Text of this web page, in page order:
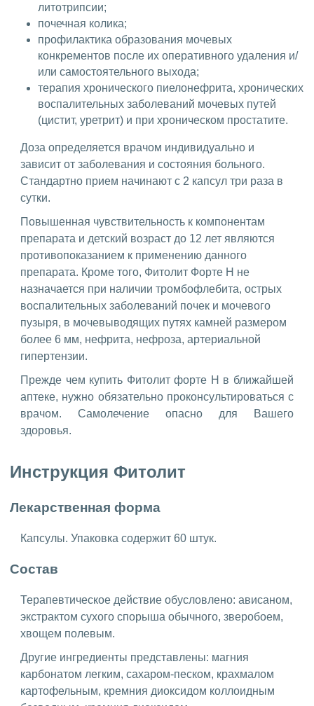
литотрипсии;
почечная колика;
профилактика образования мочевых
конкрементов после их оперативного удаления и/
или самостоятельного выхода;
терапия хронического пиелонефрита, хронических
воспалительных заболеваний мочевых путей
(цистит, уретрит) и при хроническом простатите.
Доза определяется врачом индивидуально и
зависит от заболевания и состояния больного.
Стандартно прием начинают с 2 капсул три раза в
сутки.
Повышенная чувствительность к компонентам
препарата и детский возраст до 12 лет являются
противопоказанием к применению данного
препарата. Кроме того, Фитолит Форте Н не
назначается при наличии тромбофлебита, острых
воспалительных заболеваний почек и мочевого
пузыря, в мочевыводящих путях камней размером
более 6 мм, нефрита, нефроза, артериальной
гипертензии.
Прежде чем купить Фитолит форте Н в ближайшей
аптеке, нужно обязательно проконсультироваться с
врачом. Самолечение опасно для Вашего
здоровья.
Инструкция Фитолит
Лекарственная форма
Капсулы. Упаковка содержит 60 штук.
Состав
Терапевтическое действие обусловлено: ависаном,
экстрактом сухого спорыша обычного, зверобоем,
хвощем полевым.
Другие ингредиенты представлены: магния
карбонатом легким, сахаром-песком, крахмалом
картофельным, кремния диоксидом коллоидным